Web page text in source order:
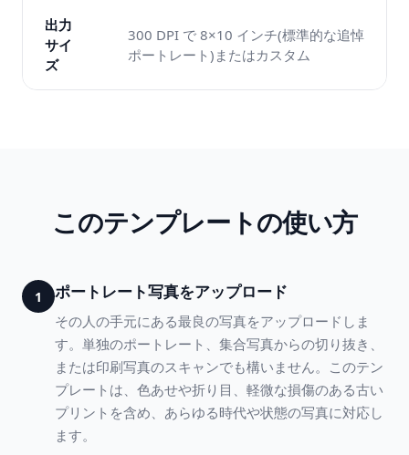
出力
サイ
ズ
300 DPI で 8×10 インチ(標準的な追悼
ポートレート)またはカスタム
このテンプレートの使い方
1 ポートレート写真をアップロード
その人の手元にある最良の写真をアップロードしま
す。単独のポートレート、集合写真からの切り抜き、
または印刷写真のスキャンでも構いません。このテン
プレートは、色あせや折り目、軽微な損傷のある古い
プリントを含め、あらゆる時代や状態の写真に対応し
ます。